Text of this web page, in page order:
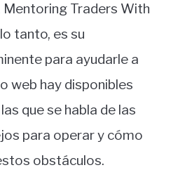
Mentoring Traders With
tanto, es su
para ayudarle a
web hay disponibles
que se habla de las
para operar y cómo
obstáculos.